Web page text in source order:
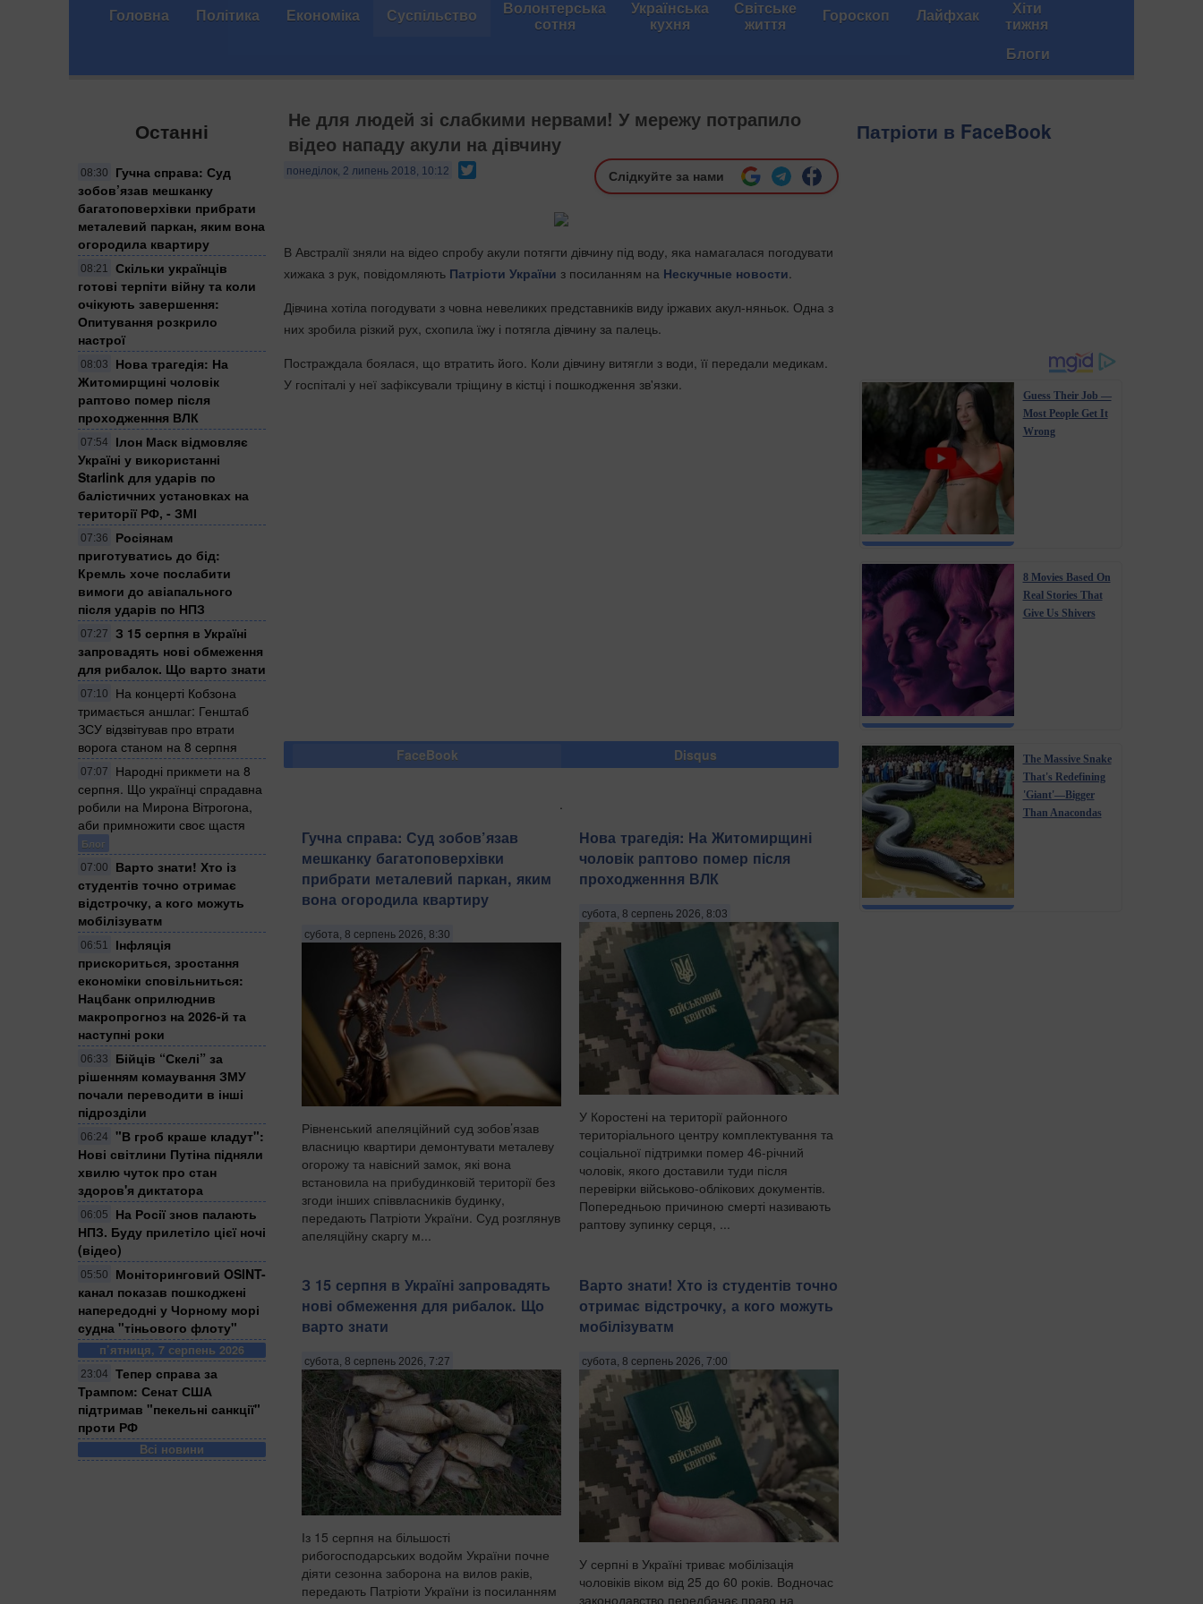
Головна Політика Економіка Суспільство Волонтерська
сотня
Українська
кухня
Світське
життя Гороскоп Лайфхак Хіти
тижня
Блоги
Останні
08:30
Гучна справа: Суд
зобов’язав мешканку
багатоповерхівки прибрати
металевий паркан, яким вона
огородила квартиру
08:21
Скільки українців
готові терпіти війну та коли
очікують завершення:
Опитування розкрило
настрої
08:03
Нова трагедія: На
Житомирщині чоловік
раптово помер після
проходженння ВЛК
07:54
Ілон Маск відмовляє
Україні у використанні
Starlink для ударів по
балістичних установках на
території РФ, - ЗМІ
07:36
Росіянам
приготуватись до бід:
Кремль хоче послабити
вимоги до авіапального
після ударів по НПЗ
07:27
З 15 серпня в Україні
запровадять нові обмеження
для рибалок. Що варто знати
07:10
На концерті Кобзона
тримається аншлаг: Генштаб
ЗСУ відзвітував про втрати
ворога станом на 8 серпня
07:07
Народні прикмети на 8
серпня. Що українці спрадавна
робили на Мирона Вітрогона,
аби примножити своє щастя
Блог
07:00
Варто знати! Хто із
студентів точно отримає
відстрочку, а кого можуть
мобілізуватм
06:51
Інфляція
прискориться, зростання
економіки сповільниться:
Нацбанк оприлюднив
макропрогноз на 2026-й та
наступні роки
06:33
Бійців “Скелі” за
рішенням комаування ЗМУ
почали переводити в інші
підрозділи
06:24
"В гроб краше кладут":
Нові світлини Путіна підняли
хвилю чуток про стан
здоров'я диктатора
06:05
На Росії знов палають
НПЗ. Буду прилетіло цієї ночі
(відео)
05:50
Моніторинговий OSINT-
канал показав пошкоджені
напередодні у Чорному морі
судна "тіньового флоту"
п’ятниця, 7 серпень 2026
23:04
Тепер справа за
Трампом: Сенат США
підтримав "пекельні санкції"
проти РФ
Всі новини
Не для людей зі слабкими нервами! У мережу потрапило
відео нападу акули на дівчину
понеділок, 2 липень 2018, 10:12 Слідкуйте за нами
В Австралії зняли на відео спробу акули потягти дівчину під воду, яка намагалася погодувати
хижака з рук, повідомляють Патріоти України з посиланням на Нескучные новости.
Дівчина хотіла погодувати з човна невеликих представників виду іржавих акул-няньок. Одна з
них зробила різкий рух, схопила їжу і потягла дівчину за палець.
Постраждала боялася, що втратить його. Коли дівчину витягли з води, її передали медикам.
У госпіталі у неї зафіксували тріщину в кістці і пошкодження зв'язки.
FaceBook Disqus
.
Гучна справа: Суд зобов’язав
мешканку багатоповерхівки
прибрати металевий паркан, яким
вона огородила квартиру
субота, 8 серпень 2026, 8:30
Рівненський апеляційний суд зобов’язав
власницю квартири демонтувати металеву
огорожу та навісний замок, які вона
встановила на прибудинковій території без
згоди інших співвласників будинку,
передають Патріоти України. Суд розглянув
апеляційну скаргу м...
Нова трагедія: На Житомирщині
чоловік раптово помер після
проходженння ВЛК
субота, 8 серпень 2026, 8:03
У Коростені на території районного
територіального центру комплектування та
соціальної підтримки помер 46-річний
чоловік, якого доставили туди після
перевірки військово-облікових документів.
Попередньою причиною смерті називають
раптову зупинку серця, ...
З 15 серпня в Україні запровадять
нові обмеження для рибалок. Що
варто знати
субота, 8 серпень 2026, 7:27
Із 15 серпня на більшості
рибогосподарських водойм України почне
діяти сезонна заборона на вилов раків,
передають Патріоти України із посиланням
Варто знати! Хто із студентів точно
отримає відстрочку, а кого можуть
мобілізуватм
субота, 8 серпень 2026, 7:00
У серпні в Україні триває мобілізація
чоловіків віком від 25 до 60 років. Водночас
законодавство передбачає право на
Патріоти в FaceBook
Guess Their Job —
Most People Get It
Wrong
8 Movies Based On
Real Stories That
Give Us Shivers
The Massive Snake
That's Redefining
'Giant'—Bigger
Than Anacondas